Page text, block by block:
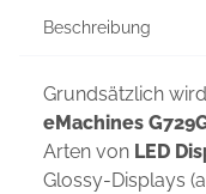
Beschreibung
Grundsätzlich
eMachines
Arten von LED
Glossy-Displays